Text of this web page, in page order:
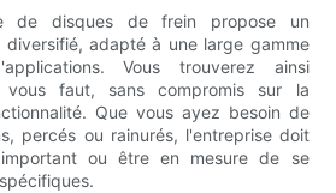
de disques de frein propose un
adapté à une large gamme
Vous trouverez ainsi
faut, sans compromis sur la
Que vous ayez besoin de
percés ou rainurés, l'entreprise doit
ou être en mesure de se